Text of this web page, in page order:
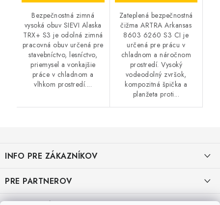
Bezpečnostná zimná
vysoká obuv SIEVI Alaska
TRX+ S3 je odolná zimná
pracovná obuv určená pre
stavebníctvo, lesníctvo,
priemysel a vonkajšie
práce v chladnom a
vlhkom prostredí....
Zateplená bezpečnostná
čižma ARTRA Arkansas
8603 6260 S3 CI je
určená pre prácu v
chladnom a náročnom
prostredí. Vysoký
vodeodolný zvršok,
kompozitná špička a
planžeta proti...
p
ä
INFO PRE ZÁKAZNÍKOV
OBCHODNÉ PODMIENKY
PRE PARTNEROV
KATALÓG OBUVI A OPP ČERVA